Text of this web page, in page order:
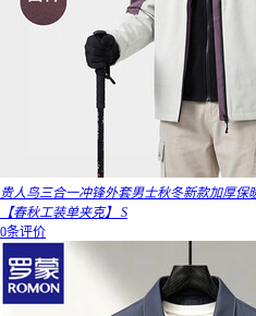
贵人鸟三合一冲锋外套男士秋冬新款加厚
【春秋工装单夹克】 S
0条评价